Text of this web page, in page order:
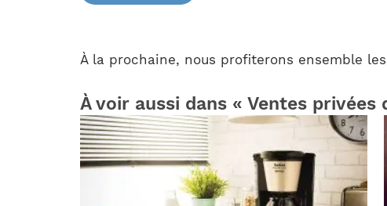
À la prochaine, nous profiterons ensemble
À voir aussi dans « Ventes privées